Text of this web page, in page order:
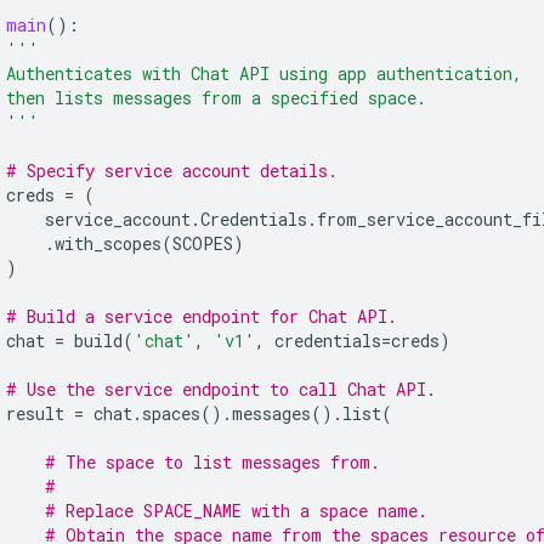
main():
'''
Authenticates with Chat API using app authentication,
then lists messages from a specified space.
'''
# Specify service account details.
creds = (
service_account.Credentials .
.with_scopes(SCOPES)
)
# Build a service endpoint for Chat API.
chat = build( 'chat' , 'v1' , credentials=creds)
# Use the service endpoint to call Chat API.
result = chat. spaces() .messages() . list(
# The space to list messages from.
#
# Replace SPACE_NAME with a space name.
# Obtain the space name from the spaces resource